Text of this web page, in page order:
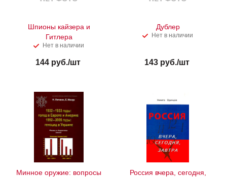
Шпионы кайзера и
Гитлера
Нет в наличии
144руб./шт
Дублер
Нет в наличии
143руб./шт
Минное оружие: вопросы
Россия вчера, сегодня,